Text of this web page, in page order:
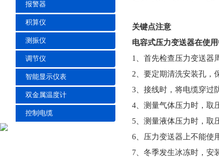
报警器
积算仪
测振仪
调节仪
智能显示仪表
双金属温度计
控制电缆
关键点注意
电容式压力变送器在使
1、首先检查压力变送器
2、要定期清洗安装孔，
3、接线时，将电缆穿过
4、测量气体压力时，取
5、测量液体压力时，取
6、压力变送器上不能使
7、冬季发生冰冻时，安